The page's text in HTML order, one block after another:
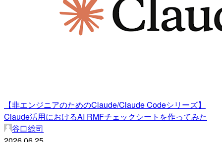
【非エンジニアのためのClaude/Claude Codeシリーズ】
Claude活用におけるAI RMFチェックシートを作ってみた
谷口総司